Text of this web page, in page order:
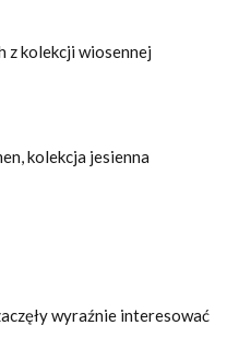
z kolekcji wiosennej
kolekcja jesienna
wyraźnie interesować